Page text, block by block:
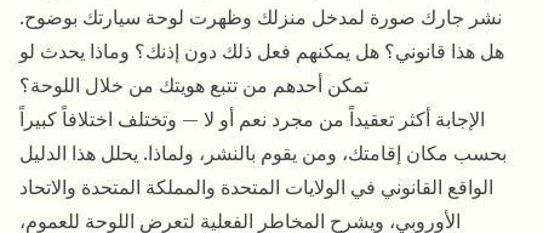
نشر جارك صورة لمدخل منزلك وظهرت لوحة سيارتك بوضوح.
هل هذا قانوني؟ هل يمكنهم فعل ذلك دون إذنك؟ وماذا يحدث لو
تمكن أحدهم من تتبع هويتك من خلال اللوحة؟
الإجابة أكثر تعقيداً من مجرد نعم أو لا — وتختلف اختلافاً كبيراً
بحسب مكان إقامتك، ومن يقوم بالنشر، ولماذا. يحلل هذا الدليل
الواقع القانوني في الولايات المتحدة والمملكة المتحدة والاتحاد
الأوروبي، ويشرح المخاطر الفعلية لتعرض اللوحة للعموم،